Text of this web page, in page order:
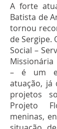
A forte
Batista de
tornou
de Sergipe.
Social –
Missionária
– é um
atuação, já
projetos
Projeto
meninas,